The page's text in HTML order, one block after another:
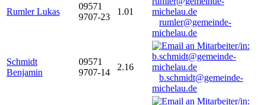
Rumler Lukas
09571
9707-23
1.01
rumler@gemeinde-
michelau.de
Schmidt
Benjamin
09571
9707-14
2.16
b.schmidt@gemeinde-
michelau.de